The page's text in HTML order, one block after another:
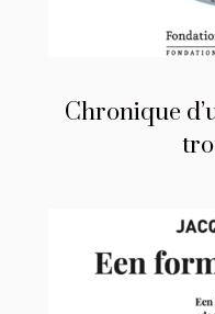
Chronique